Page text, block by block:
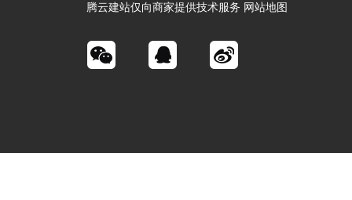
腾云建站仅向商家提供技术服务 网站地图